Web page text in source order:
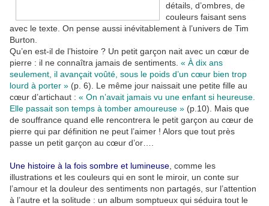
détails, d’ombres, de
couleurs faisant sens
avec le texte. On pense aussi inévitablement à l’univers de Tim
Burton.
Qu’en est-il de l’histoire ? Un petit garçon nait avec un cœur de
pierre : il ne connaîtra jamais de sentiments. « À dix ans
seulement, il avançait voûté, sous le poids d’un cœur bien trop
lourd à porter » (p. 6). Le même jour naissait une petite fille au
cœur d’artichaut : « On n’avait jamais vu une enfant si heureuse.
Elle passait son temps à tomber amoureuse » (p.10). Mais que
de souffrance quand elle rencontrera le petit garçon au cœur de
pierre qui par définition ne peut l’aimer ! Alors que tout près
passe un petit garçon au cœur d’or….
Une histoire à la fois sombre et lumineuse , comme les
illustrations et les couleurs qui en sont le miroir, un conte sur
l’amour et la douleur des sentiments non partagés, sur l’attention
à l’autre et la solitude : un album somptueux qui séduira tout le